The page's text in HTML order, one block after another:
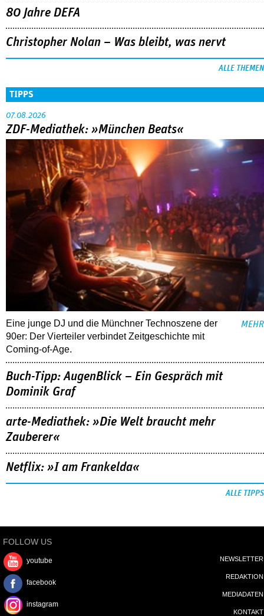
80 Jahre DEFA
Christopher Nolan – Was bleibt, was nervt
ALLE THEMEN
TIPPS
07.08.2026
ZDF-Mediathek: »München Beats«
Eine junge DJ und die Münchner Technoszene der
90er: Der Vierteiler verbindet Zeitgeschichte mit
Coming-of-Age.
MEHR
Buch-Tipp: AugenBlick – Ein Gespräch mit
Dominik Graf
arte-Mediathek: »Die Welt braucht mehr
Zauberer«
Netflix: »I am Frankelda«
ALLE TIPPS
FOLLOW US
youtube
facebook
instagram
NEWSLETTER
REDAKTION
MEDIADATEN
KONTAKT